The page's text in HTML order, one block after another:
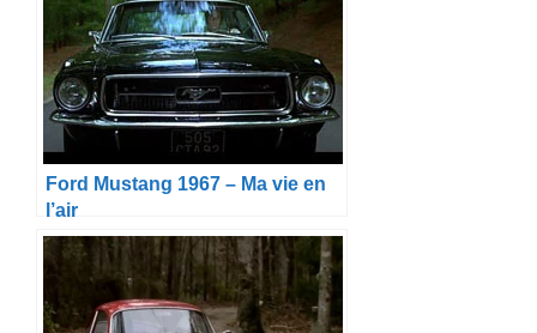
Ford Mustang 1967 – Ma vie en
l’air